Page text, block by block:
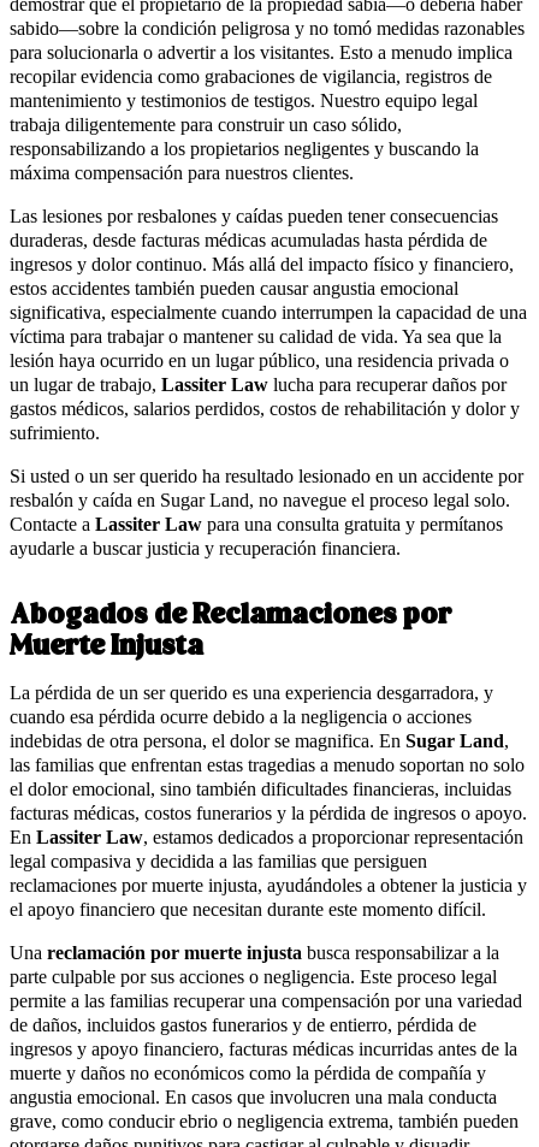
sabido—sobre la condición peligrosa y no tomó medidas razonables
para solucionarla o advertir a los visitantes. Esto a menudo implica
recopilar evidencia como grabaciones de vigilancia, registros de
mantenimiento y testimonios de testigos. Nuestro equipo legal
trabaja diligentemente para construir un caso sólido,
responsabilizando a los propietarios negligentes y buscando la
máxima compensación para nuestros clientes.
Las lesiones por resbalones y caídas pueden tener consecuencias
duraderas, desde facturas médicas acumuladas hasta pérdida de
ingresos y dolor continuo. Más allá del impacto físico y financiero,
estos accidentes también pueden causar angustia emocional
significativa, especialmente cuando interrumpen la capacidad de una
víctima para trabajar o mantener su calidad de vida. Ya sea que la
lesión haya ocurrido en un lugar público, una residencia privada o
un lugar de trabajo, Lassiter Law lucha para recuperar daños por
gastos médicos, salarios perdidos, costos de rehabilitación y dolor y
sufrimiento.
Si usted o un ser querido ha resultado lesionado en un accidente por
resbalón y caída en Sugar Land, no navegue el proceso legal solo.
Contacte a Lassiter Law para una consulta gratuita y permítanos
ayudarle a buscar justicia y recuperación financiera.
Abogados de Reclamaciones por
Muerte Injusta
La pérdida de un ser querido es una experiencia desgarradora, y
cuando esa pérdida ocurre debido a la negligencia o acciones
indebidas de otra persona, el dolor se magnifica. En Sugar Land,
las familias que enfrentan estas tragedias a menudo soportan no solo
el dolor emocional, sino también dificultades financieras, incluidas
facturas médicas, costos funerarios y la pérdida de ingresos o apoyo.
En Lassiter Law, estamos dedicados a proporcionar representación
legal compasiva y decidida a las familias que persiguen
reclamaciones por muerte injusta, ayudándoles a obtener la justicia y
el apoyo financiero que necesitan durante este momento difícil.
Una reclamación por muerte injusta busca responsabilizar a la
parte culpable por sus acciones o negligencia. Este proceso legal
permite a las familias recuperar una compensación por una variedad
de daños, incluidos gastos funerarios y de entierro, pérdida de
ingresos y apoyo financiero, facturas médicas incurridas antes de la
muerte y daños no económicos como la pérdida de compañía y
angustia emocional. En casos que involucren una mala conducta
grave, como conducir ebrio o negligencia extrema, también pueden